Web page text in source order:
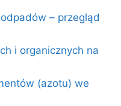
– przegląd
i organicznych na
(azotu) we